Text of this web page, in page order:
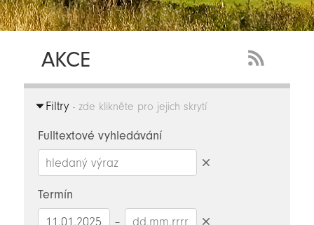
AKCE
Feed
Filtry- zde klikněte pro jejich skrytí
Fulltextové vyhledávání
Termín
–